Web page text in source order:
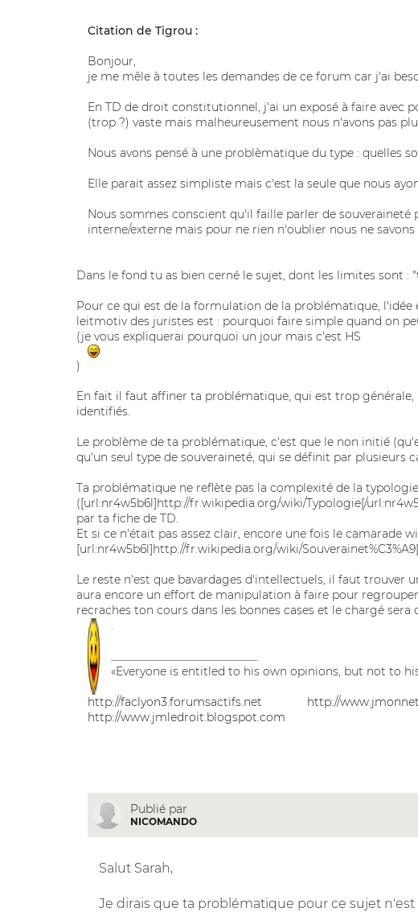
Citation de Tigrou :
Bonjour,
je me mêle à toutes les demandes de ce forum car j'ai
En TD de droit constitutionnel, j'ai un exposé à faire avec
(trop ?) vaste mais malheureusement nous n'avons pas
Nous avons pensé à une problèmatique du type : quelles
Elle parait assez simpliste mais c'est la seule que nous
Nous sommes conscient qu'il faille parler de souveraineté
interne/externe mais pour ne rien n'oublier nous ne
Dans le fond tu as bien cerné le sujet, dont les limites sont :
Pour ce qui est de la formulation de la problématique, l'idée
leitmotiv des juristes est : pourquoi faire simple quand on
(je vous expliquerai pourquoi un jour mais c'est HS
)
En fait il faut affiner ta problématique, qui est trop
identifiés.
Le problème de ta problématique, c'est que le non initié
qu'un seul type de souveraineté, qui se définit par plusieurs
Ta problématique ne reflète pas la complexité de la typologie
([url:nr4w5b6l]http://fr.wikipedia.org/wiki/Typologie[/
par ta fiche de TD.
Et si ce n'était pas assez clair, encore une fois le camarade
[url:nr4w5b6l]http://fr.wikipedia.org/wiki/
Le reste n'est que bavardages d'intellectuels, il faut trouver
aura encore un effort de manipulation à faire pour
recraches ton cours dans les bonnes cases et le chargé sera
.
«Everyone is entitled to his own opinions, but not to
http://faclyon3.forumsactifs.net
http://
http://www.jmledroit.blogspot.com
Publié par
NICOMANDO
Salut Sarah,
Je dirais que ta problématique pour ce sujet